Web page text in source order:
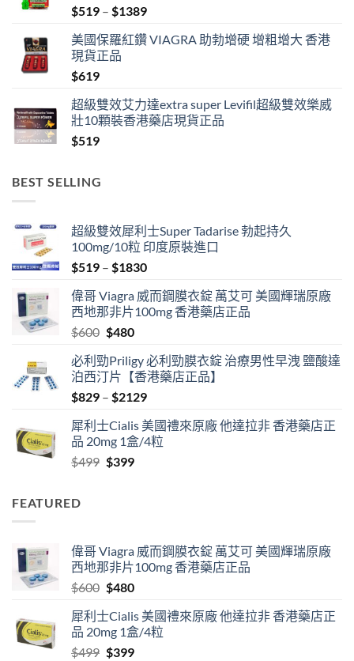
$519 – $1389Price
$519
美國保羅紅鑽 VIAGRA 助勃增硬 增粗增大 香港
現貨正品
$619
超級雙效艾力達extra super Levifil超級雙效樂威
壯10顆裝香港藥店現貨正品
$519
BEST SELLING
超級雙效犀利士Super Tadarise 勃起持久
100mg/10粒 印度原裝進口
$519 – $1830Price
$519
through
偉哥 Viagra 威而鋼膜衣錠 萬艾可 美國輝瑞原廠
西地那非片100mg 香港藥店正品
$600 Original
was:
$600.
$480Current
is:
$480.
必利勁Priligy 必利勁膜衣錠 治療男性早洩 鹽酸達
泊西汀片【香港藥店正品】
$829 – $2129Price
$829
through
犀利士Cialis 美國禮來原廠 他達拉非 香港藥店正
品 20mg 1盒/4粒
$499 Original
$399Current
FEATURED
偉哥 Viagra 威而鋼膜衣錠 萬艾可 美國輝瑞原廠
西地那非片100mg 香港藥店正品
$600 Original
was:
$600.
$480Current
is:
$480.
犀利士Cialis 美國禮來原廠 他達拉非 香港藥店正
品 20mg 1盒/4粒
$499 Original
$399Current